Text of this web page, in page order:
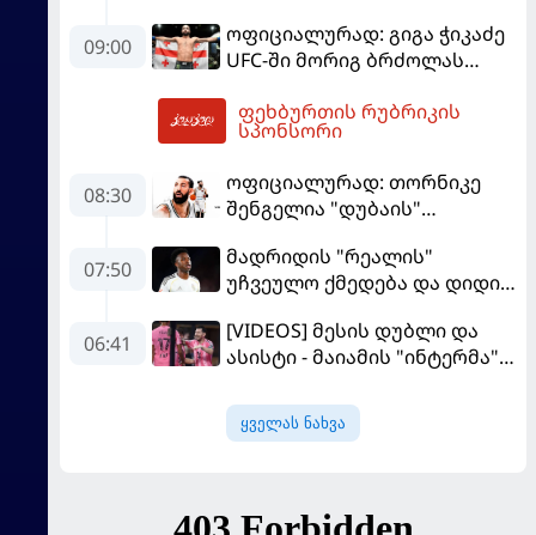
09:00
ოფიციალურად: გიგა ჭიკაძე
UFC-ში მორიგ ბრძოლას
ფეხბურთის რუბრიკის
სპონსორი
08:30
ოფიციალურად: თორნიკე
შენგელია "დუბაის"
07:50
მადრიდის "რეალის"
უჩვეულო ქმედება და დიდი
მომავალი გადაწყდა
06:41
[VIDEOS] მესის დუბლი და
ასისტი - მაიამის "ინტერმა"
ყველას ნახვა